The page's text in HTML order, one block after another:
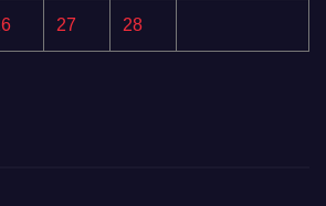
27 28